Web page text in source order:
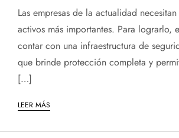
Las empresas de la actualidad
activos más importantes. Para lograrlo,
contar con una infraestructura de
que brinde protección completa y
[…]
LEER MÁS